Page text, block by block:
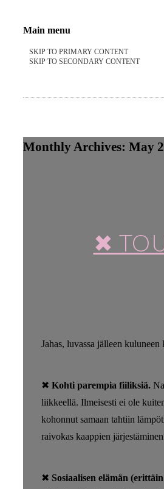
Notes on a life
Stella Harasek & Jarno
Main menu
SKIP TO PRIMARY CONTENT
SKIP TO SECONDARY CONTENT
Monthly Archives: May
✖
Jahas, luvassa jälleen
✖ Kohti parempia fiiliksiä.
liikkeellä. Ilmeisesti ei ole
kohonnut samaan tahtiin
raivokas kaappien
✖ Sosiaalisen elämän